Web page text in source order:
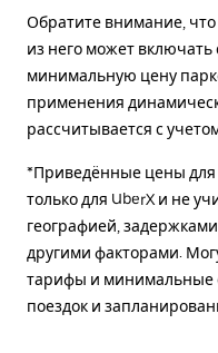
Обратите внимание, что
из него может
минимальную цену
применения
рассчитывается с
*Приведённые цены
только для UberX и не
географией,
другими факторами.
тарифы и минимальные
поездок и